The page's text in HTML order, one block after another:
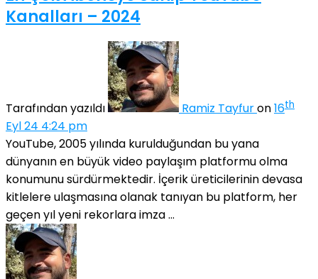
Kanalları – 2024
Tarafından yazıldı Ramiz Tayfuron16th
Eyl 24 4:24 pm
YouTube, 2005 yılında kurulduğundan bu yana
dünyanın en büyük video paylaşım platformu olma
konumunu sürdürmektedir. İçerik üreticilerinin devasa
kitlelere ulaşmasına olanak tanıyan bu platform, her
geçen yıl yeni rekorlara imza ...